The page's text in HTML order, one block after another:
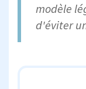
modèle
d'éviter